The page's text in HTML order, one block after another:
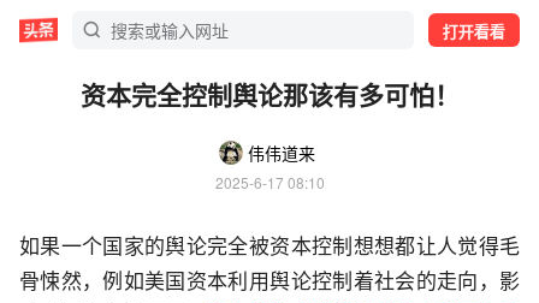
打开看看
资本完全控制舆论那该有多可怕！
伟伟道来
2025-6-17 08:10
如果一个国家的舆论完全被资本控制想想都让人觉得毛
骨悚然，例如美国资本利用舆论控制着社会的走向，影